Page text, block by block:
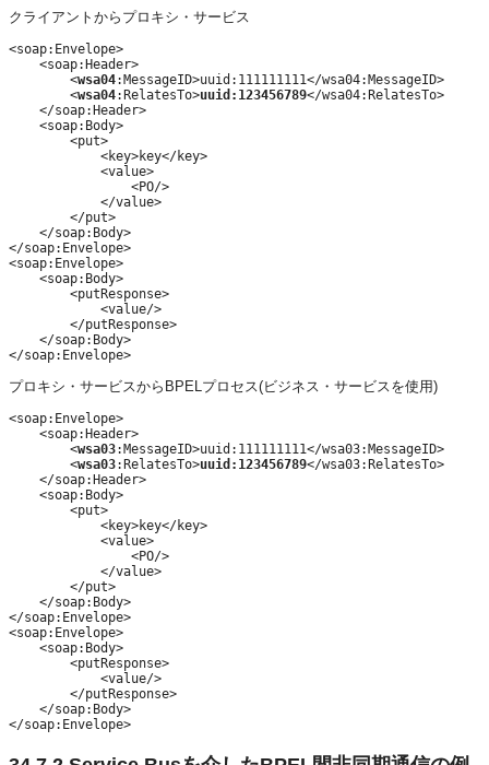
クライアントからプロキシ・サービス
<soap:Envelope>
    <soap:Header>
        <
wsa04:MessageID>uuid:111111111</wsa04:MessageID>
        <
wsa04:RelatesTo>uuid:123456789</wsa04:RelatesTo>
    </soap:Header>
    <soap:Body>
        <put>
            <key>key</key>
            <value>
                <PO/>
            </value>
        </put>
    </soap:Body>
</soap:Envelope>
<soap:Envelope>
    <soap:Body>
        <putResponse>
            <value/>
        </putResponse>
    </soap:Body>
プロキシ・サービスからBPELプロセス(ビジネス・サービスを使用)
<soap:Envelope>
    <soap:Header>
        <
wsa03:MessageID>uuid:111111111</wsa03:MessageID>
        <
wsa03:RelatesTo>uuid:123456789</wsa03:RelatesTo>
    </soap:Header>
    <soap:Body>
        <put>
            <key>key</key>
            <value>
                <PO/>
            </value>
        </put>
    </soap:Body>
</soap:Envelope>
<soap:Envelope>
    <soap:Body>
        <putResponse>
            <value/>
        </putResponse>
    </soap:Body>
</soap:Envelope>